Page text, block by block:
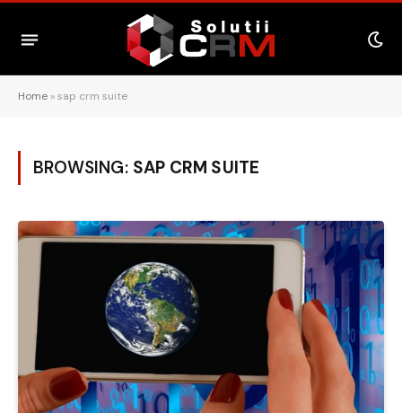
Home »sap crm suite
BROWSING: SAP CRM SUITE